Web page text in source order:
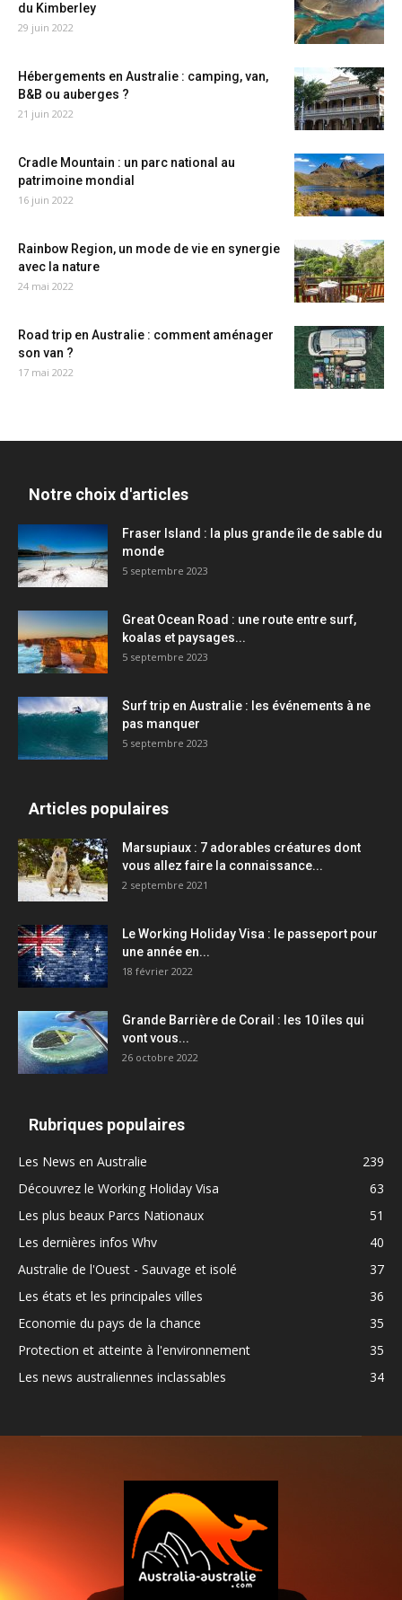
du Kimberley
29 juin 2022
Hébergements en Australie : camping, van,
B&B ou auberges ?
21 juin 2022
Cradle Mountain : un parc national au
patrimoine mondial
16 juin 2022
Rainbow Region, un mode de vie en synergie
avec la nature
24 mai 2022
Road trip en Australie : comment aménager
son van ?
17 mai 2022
Notre choix d'articles
Fraser Island : la plus grande île de sable du
monde
5 septembre 2023
Great Ocean Road : une route entre surf,
koalas et paysages...
5 septembre 2023
Surf trip en Australie : les événements à ne
pas manquer
5 septembre 2023
Articles populaires
Marsupiaux : 7 adorables créatures dont
vous allez faire la connaissance...
2 septembre 2021
Le Working Holiday Visa : le passeport pour
une année en...
18 février 2022
Grande Barrière de Corail : les 10 îles qui
vont vous...
26 octobre 2022
Rubriques populaires
Les News en Australie
239
Découvrez le Working Holiday Visa
63
Les plus beaux Parcs Nationaux
51
Les dernières infos Whv
40
Australie de l'Ouest - Sauvage et isolé
37
Les états et les principales villes
36
Economie du pays de la chance
35
Protection et atteinte à l'environnement
35
Les news australiennes inclassables
34